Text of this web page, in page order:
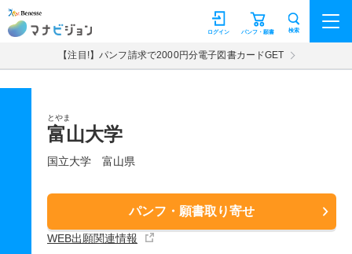
マナビジョン パンフ・願書
ログイン 検索
【注目!】パンフ請求で2000円分電子図書カードGET
とやま
富山大学
国立大学 富山県
パンフ・願書取り寄せ
WEB出願関連情報